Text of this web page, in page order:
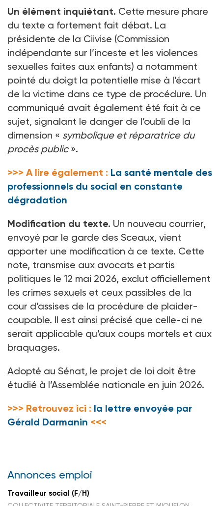
Un élément inquiétant. Cette mesure phare
du texte a fortement fait débat. La
présidente de la Ciivise (Commission
indépendante sur l’inceste et les violences
sexuelles faites aux enfants) a notamment
pointé du doigt la potentielle mise à l’écart
de la victime dans ce type de procédure. Un
communiqué avait également été fait à ce
sujet, signalant le danger de l’oubli de la
dimension « symbolique et réparatrice du
procès public ».
>>> A lire également : La santé mentale des
professionnels du social en constante
dégradation
Modification du texte. Un nouveau courrier,
envoyé par le garde des Sceaux, vient
apporter une modification à ce texte. Cette
note, transmise aux avocats et partis
politiques le 12 mai 2026, exclut officiellement
les crimes sexuels et ceux passibles de la
cour d’assises de la procédure de plaider-
coupable. Il est ainsi précisé que celle-ci ne
serait applicable qu’aux coups mortels et aux
braquages.
Adopté au Sénat, le projet de loi doit être
étudié à l’Assemblée nationale en juin 2026.
>>> Retrouvez ici : la lettre envoyée par
Gérald Darmanin <<<
Annonces emploi
Travailleur social (F/H)